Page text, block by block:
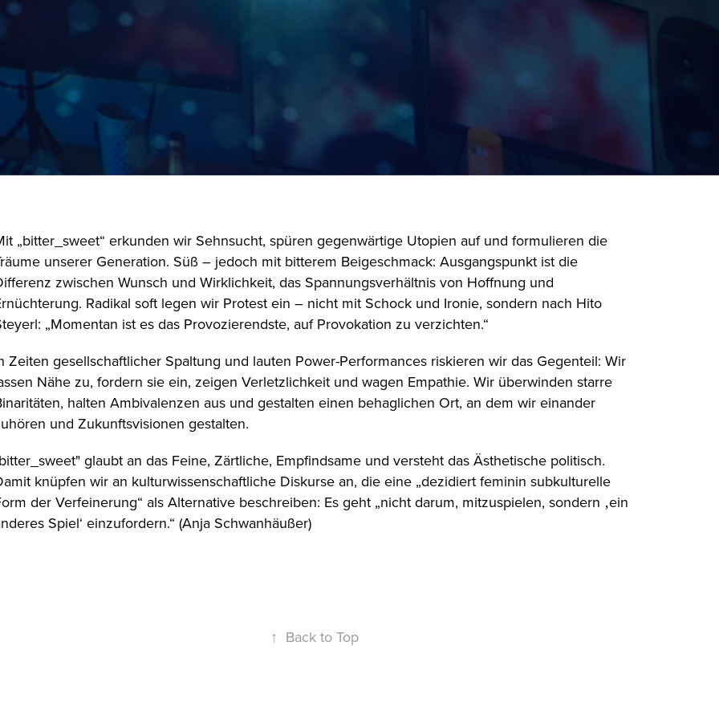
„bitter_sweet“ erkunden wir Sehnsucht, spüren gegenwärtige Utopien auf und formulieren die
unserer Generation. Süß – jedoch mit bitterem Beigeschmack: Ausgangspunkt ist die
zwischen Wunsch und Wirklichkeit, das Spannungsverhältnis von Hoffnung und
Radikal soft legen wir Protest ein – nicht mit Schock und Ironie, sondern nach Hito
„Momentan ist es das Provozierendste, auf Provokation zu verzichten.“
Zeiten gesellschaftlicher Spaltung und lauten Power-Performances riskieren wir das Gegenteil: Wir
Nähe zu, fordern sie ein, zeigen Verletzlichkeit und wagen Empathie. Wir überwinden starre
halten Ambivalenzen aus und gestalten einen behaglichen Ort, an dem wir einander
und Zukunftsvisionen gestalten.
glaubt an das Feine, Zärtliche, Empfindsame und versteht das Ästhetische politisch.
knüpfen wir an kulturwissenschaftliche Diskurse an, die eine „dezidiert feminin subkulturelle
der Verfeinerung“ als Alternative beschreiben: Es geht „nicht darum, mitzuspielen, sondern ‚ein
Spiel‘ einzufordern.“ (Anja Schwanhäußer)
↑ Back to Top